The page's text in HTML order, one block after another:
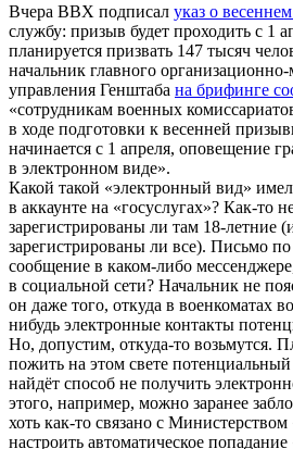
Вчера ВВХ подписал указ о
службу: призыв будет проходить с 1
планируется призвать 147 тысяч
начальник главного
управления Генштаба на брифинге
«сотрудникам военных
в ходе подготовки к весенней
начинается с 1 апреля, оповещение
в электронном виде».
Какой такой «электронный вид»
в аккаунте на «госуслугах»? Как-то
зарегистрированы ли там 18-летние
зарегистрированы ли все). Письмо
сообщение в каком-либо
в социальной сети? Начальник не
он даже того, откуда в военкоматах
нибудь электронные контакты
Но, допустим, откуда-то возьмутся.
пожить на этом свете
найдёт способ не получить
этого, например, можно заранее
хоть как-то связано с
настроить автоматическое